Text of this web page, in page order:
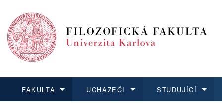
FAKULTA UCHAZEČI STUDUJÍCÍ